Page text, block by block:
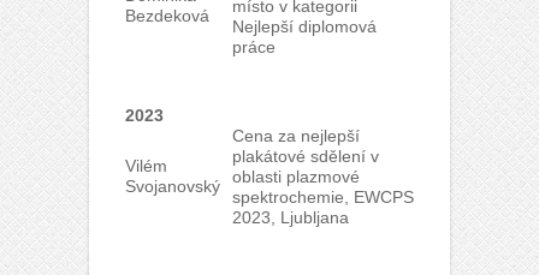
Bezdeková
místo v kategorii
Nejlepší diplomová
práce
2023
Vilém
Svojanovský
Cena za nejlepší
plakátové sdělení v
oblasti plazmové
spektrochemie, EWCPS
2023, Ljubljana